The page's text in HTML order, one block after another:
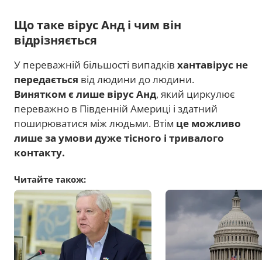
Що таке вірус Анд і чим він
відрізняється
У переважній більшості випадків хантавірус не
передається від людини до людини.
Винятком є лише вірус Анд, який циркулює
переважно в Південній Америці і здатний
поширюватися між людьми. Втім це можливо
лише за умови дуже тісного і тривалого
контакту.
Читайте також: